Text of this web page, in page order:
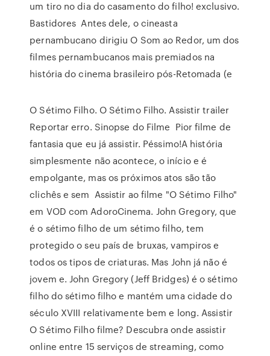
um tiro no dia do casamento do filho! exclusivo.
Bastidores Antes dele, o cineasta
pernambucano dirigiu O Som ao Redor, um dos
filmes pernambucanos mais premiados na
história do cinema brasileiro pós-Retomada (e
O Sétimo Filho. O Sétimo Filho. Assistir trailer
Reportar erro. Sinopse do Filme Pior filme de
fantasia que eu já assistir. Péssimo!A história
simplesmente não acontece, o início e é
empolgante, mas os próximos atos são tão
clichês e sem Assistir ao filme "O Sétimo Filho"
em VOD com AdoroCinema. John Gregory, que
é o sétimo filho de um sétimo filho, tem
protegido o seu país de bruxas, vampiros e
todos os tipos de criaturas. Mas John já não é
jovem e. John Gregory (Jeff Bridges) é o sétimo
filho do sétimo filho e mantém uma cidade do
século XVIII relativamente bem e long. Assistir
O Sétimo Filho filme? Descubra onde assistir
online entre 15 serviços de streaming, como